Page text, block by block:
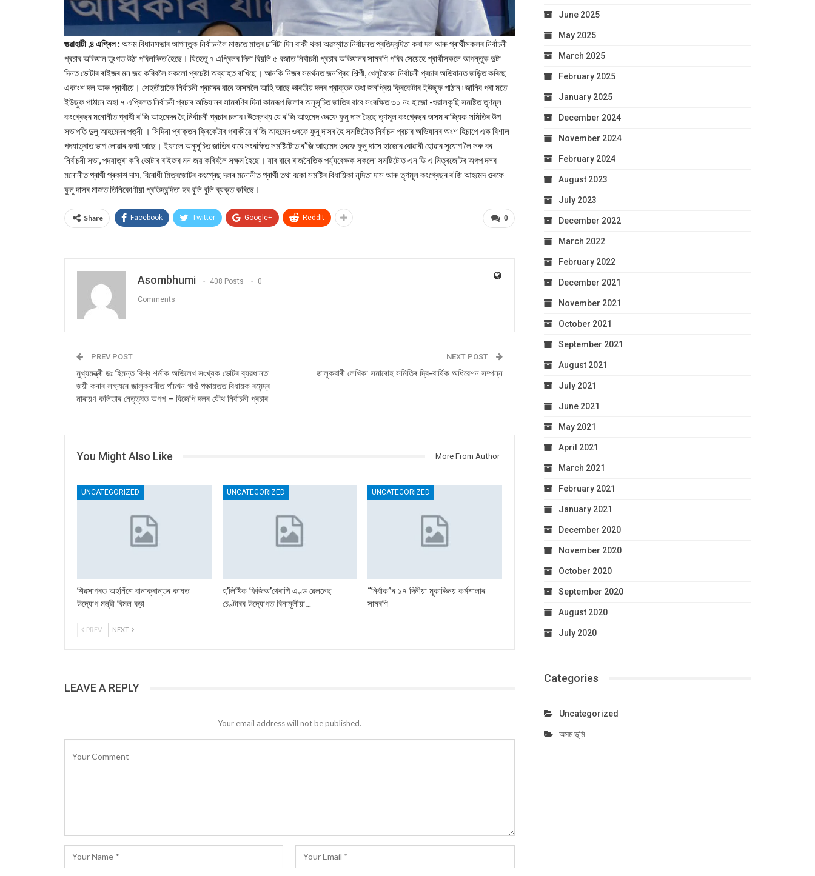
গুৱাহাটী ,৪ এপ্ৰিল : অসম বিধানসভাৰ আগন্তুক নিৰ্বাচনলৈ মাজতে মাত্ৰ চাৰিটা দিন বাকী থকা অৱস্থাত নিৰ্বাচনত প্ৰতিদ্বন্দিতা কৰা দল আৰু প্ৰাৰ্থীসকলৰ নিৰ্বাচনী
প্ৰচাৰ অভিযান তুংগত উঠা পৰিলক্ষিত হৈছে। যিহেতু ৭ এপ্ৰিলৰ দিনা বিয়লি ৫ বজাত নিৰ্বাচনী প্ৰচাৰ অভিযানৰ সামৰণি পৰিব সেয়েহে প্ৰাৰ্থীসকলে আগন্তুক দুটা
দিনত ভোটাৰ ৰাইজৰ মন জয় কৰিবলৈ সকলো প্ৰচেষ্টা অব্যাহত ৰাখিছে। আনকি নিজৰ সমৰ্থনত জনপ্ৰিয় শিল্পী, খেলুৱৈকো নিৰ্বাচনী প্ৰচাৰ অভিযানত জড়িত কৰিছে
একাংশ দল আৰু প্ৰাৰ্থীয়ে। শেহতীয়াকৈ নিৰ্বাচনী প্ৰচাৰৰ বাবে অসমলৈ আহি আছে ভাৰতীয় দলৰ প্ৰাক্তন তথা জনপ্ৰিয় ক্ৰিকেটাৰ ইউছুফ পাঠান ৷ জানিব পৰা মতে
ইউছুফ পাঠানে অহা ৭ এপ্ৰিলত নিৰ্বাচনী প্ৰচাৰ অভিযানৰ সামৰণিৰ দিনা কামৰূপ জিলাৰ অনুসূচিত জাতিৰ বাবে সংৰক্ষিত ৩০ নং হাজো -শুৱালকুছি সমষ্টিত তৃণমূল
কংগ্ৰেছৰ মনোনীত প্ৰাৰ্থী ৰ’জি আহমেদৰ হৈ নিৰ্বাচনী প্ৰচাৰ চলাব ৷ উল্লেখ্য যে ৰ’জি আহমেদ ওৰফে ফুনু দাস হৈছে তৃণমূল কংগ্ৰেছৰ অসম ৰাজ্যিক সমিতিৰ উপ
সভাপতি দুলু আহমেদৰ পত্নী । সিদিনা প্ৰাক্তন ক্ৰিকেটাৰ গৰাকীয়ে ৰ’জি আহমেদ ওৰফে ফুনু দাসৰ হৈ সমষ্টিটোত নিৰ্বাচন প্ৰচাৰ অভিযানৰ অংশ হিচাপে এক বিশাল
পদযাত্ৰাত ভাগ লোৱাৰ কথা আছে। ইফালে অনুসূচিত জাতিৰ বাবে সংৰক্ষিত সমষ্টিটোত ৰ’জি আহমেদ ওৰফে ফুনু দাসে হাজোৰ বোৱাৰী হোৱাৰ সুযোগ লৈ সৰু বৰ
নিৰ্বাচনী সভা, পদযাত্ৰা কৰি ভোটাৰ ৰাইজৰ মন জয় কৰিবলৈ সক্ষম হৈছে। যাৰ বাবে ৰাজনৈতিক পৰ্য্যবেক্ষক সকলো সমষ্টিটোত এন ডি এ মিত্ৰজোটৰ অগপ দলৰ
মনোনীত প্ৰাৰ্থী প্ৰকাশ দাস, বিৰোধী মিত্ৰজোটৰ কংগ্ৰেছ দলৰ মনোনীত প্ৰাৰ্থী তথা বকো সমষ্টিৰ বিধায়িকা নন্দিতা দাস আৰু তৃণমূল কংগ্ৰেছৰ ৰ’জি আহমেদ ওৰফে
ফুনু দাসৰ মাজত তিনিকোণীয়া প্ৰতিদ্বন্দিতা হব বুলি বুলি ব্যক্ত কৰিছে।
0
Share Facebook Twitter Google+ ReddIt
Asombhumi 408 Posts 0
Comments
PREV POST
মুখ্যমন্ত্ৰী ডঃ হিমন্ত বিশ্ব শৰ্মাক অভিলেখ সংখ্যক ভোটৰ ব্যৱধানত
জয়ী কৰাৰ লক্ষ্যৰে জালুকবাৰীত পাঁচখন গাওঁ পঞ্চায়তত বিধায়ক ৰমেন্দ্ৰ
নাৰায়ণ কলিতাৰ নেতৃত্বত অগপ – বিজেপি দলৰ যৌথ নিৰ্বাচনী প্ৰচাৰ
NEXT POST
জালুকবাৰী লেখিকা সমাৰোহ সমিতিৰ দ্বি-বাৰ্ষিক অধিৱেশন সম্পন্ন
You Might Also Like More From Author
UNCATEGORIZED
শিৱসাগৰত অহৰ্নিশে বানাক্ৰান্তৰ কাষত
উদ্যোগ মন্ত্রী বিমল বড়া
UNCATEGORIZED
হ’লিষ্টিক ফিজিঅ’থেৰাপি এণ্ড ৱেলনেছ
চেণ্টাৰৰ উদ্যোগত বিনামূলীয়া…
UNCATEGORIZED
“নিৰ্বাক”ৰ ১৭ দিনীয়া মূকাভিনয় কৰ্মশালাৰ
সামৰণি
PREV NEXT
LEAVE A REPLY
Your email address will not be published.
June 2025
May 2025
March 2025
February 2025
January 2025
December 2024
November 2024
February 2024
August 2023
July 2023
December 2022
March 2022
February 2022
December 2021
November 2021
October 2021
September 2021
August 2021
July 2021
June 2021
May 2021
April 2021
March 2021
February 2021
January 2021
December 2020
November 2020
October 2020
September 2020
August 2020
July 2020
Categories
Uncategorized
অসম ভূমি